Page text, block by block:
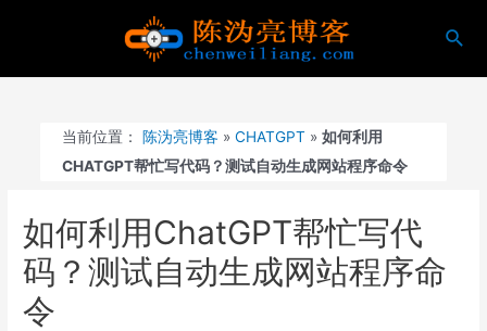
搜
当前位置： 陈沩亮博客 »CHATGPT »如何利用
CHATGPT帮忙写代码？测试自动生成网站程序命令
如何利用ChatGPT帮忙写代
码？测试自动生成网站程序命
令